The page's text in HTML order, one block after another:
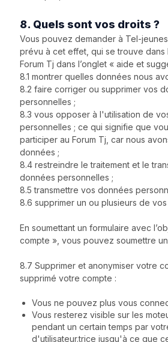
8. Quels sont vos droits ?
Vous pouvez demander à Tel-
prévu à cet effet, qui se trouve dans
Forum Tj dans l’onglet « aide et
8.1 montrer quelles données nous
8.2 faire corriger ou supprimer vos
personnelles ;
8.3 vous opposer à l'utilisation de
personnelles ; ce qui signifie que
participer au Forum Tj, car nous
données ;
8.4 restreindre le traitement et le
données personnelles ;
8.5 transmettre vos données
8.6 supprimer un ou plusieurs de vos
En soumettant un formulaire avec
compte », vous pouvez soumettre
8.7 Supprimer et anonymiser votre
supprimé votre compte :
Vous ne pouvez plus vous
Vous resterez visible sur les
pendant un certain temps par
d'utilisateur.trice jusqu'à ce que